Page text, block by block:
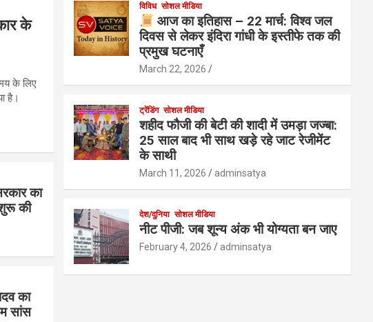
के
के लिए
है।
का
की
का
सांस
विविध सोशल मीडिया
आज का इतिहास – 22 मार्च: विश्व जल
दिवस से लेकर इंदिरा गांधी के इस्तीफे तक की
प्रमुख घटनाएँ
March 22, 2026
ट्रेंडिंग सोशल मीडिया
शहीद फौजी की बेटी की शादी में उमड़ा जज्बा:
25 साल बाद भी साथ खड़े रहे जाट रेजीमेंट
के साथी
March 11, 2026 adminsatya
देश/दुनिया सोशल मीडिया
नीट पीजी: जब शून्य अंक भी योग्यता बन जाए
February 4, 2026 adminsatya